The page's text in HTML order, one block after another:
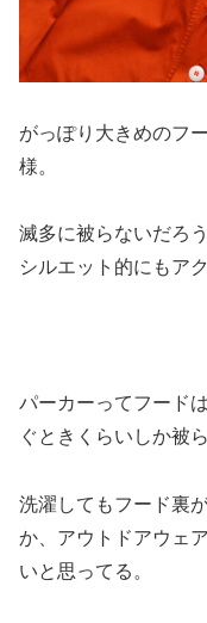
がっぽり大きめのフ
様。
滅多に被らないだろ
シルエット的にもア
パーカーってフード
ぐときくらいしか被ら
洗濯してもフード裏
か、アウトドアウェ
いと思ってる。